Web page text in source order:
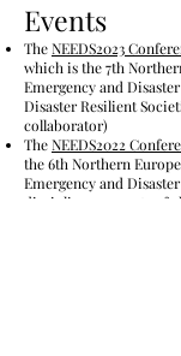
Events
TheNEEDS2023
which is the 7th
Emergency and
Disaster Resilient
collaborator)
TheNEEDS2022
the 6th Northern
Emergency and
disciplinary aspects of